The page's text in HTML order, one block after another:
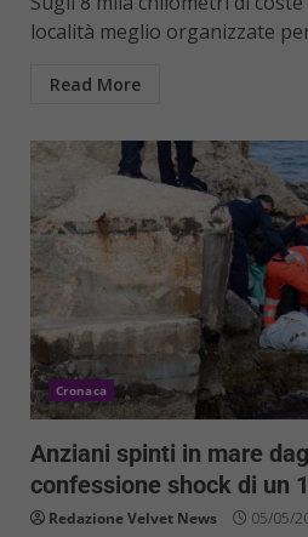
località meglio organizzate
Read More
Cronaca
Anziani spinti in mare
confessione shock di un
Redazione Velvet News 05/05/